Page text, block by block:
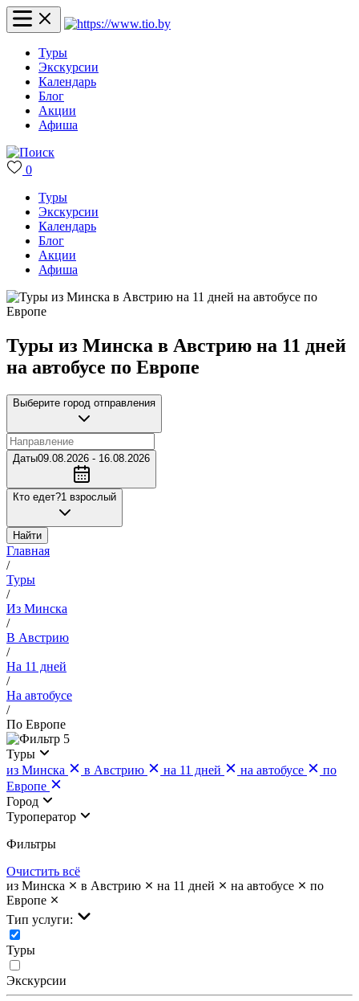
Туры
Экскурсии
Календарь
Блог
Акции
Афиша
0
Туры
Экскурсии
Календарь
Блог
Акции
Афиша
Туры из Минска в Австрию на 11 дней
на автобусе по Европе
Выберите город отправления
Даты09.08.2026 - 16.08.2026
Кто едет?1 взрослый
Найти
Главная
/
Туры
/
Из Минска
/
В Австрию
/
На 11 дней
/
На автобусе
/
По Европе
5
Туры
из Минска
в Австрию на 11 дней на автобусе
по
Европе
Город
Туроператор
Фильтры
Очистить всё
из Минска
в Австрию на 11 дней на автобусе
по
Европе
Тип услуги:
Туры
Экскурсии